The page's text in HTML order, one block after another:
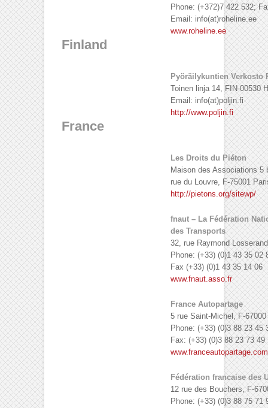
Phone: (+372)7 422 532;
Email: info(at)roheline.ee
www.roheline.ee
Finland
Pyöräilykuntien Verkosto
Toinen linja 14, FIN-00530
Email: info(at)poljin.fi
http://www.poljin.fi
France
Les Droits du Piéton
Maison des Associations 5
rue du Louvre, F-75001
http://pietons.org/sitewp/
fnaut – La Fédération
des Transports
32, rue Raymond
Phone: (+33) (0)1 43 35 02
Fax (+33) (0)1 43 35 14 06
www.fnaut.asso.fr
France Autopartage
5 rue Saint-Michel, F-
Phone: (+33) (0)3 88 23 45
Fax: (+33) (0)3 88 23 73 49
www.franceautopartage.com
Fédération francaise des
12 rue des Bouchers, F-
Phone: (+33) (0)3 88 75 71